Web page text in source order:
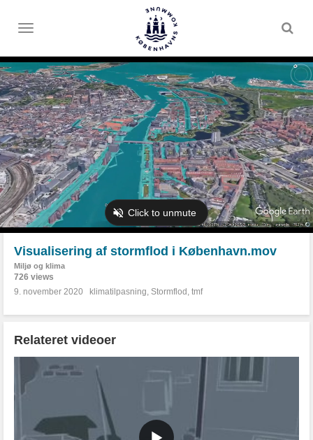
Toggle
Visualisering af stormflod i København.mov
Miljø og klima
726 views
9. november 2020
klimatilpasning, Stormflod , tmf
Relateret videoer